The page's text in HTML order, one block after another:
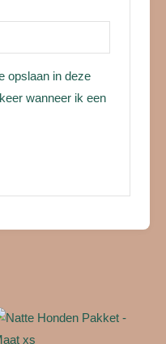
opslaan in deze
wanneer ik een